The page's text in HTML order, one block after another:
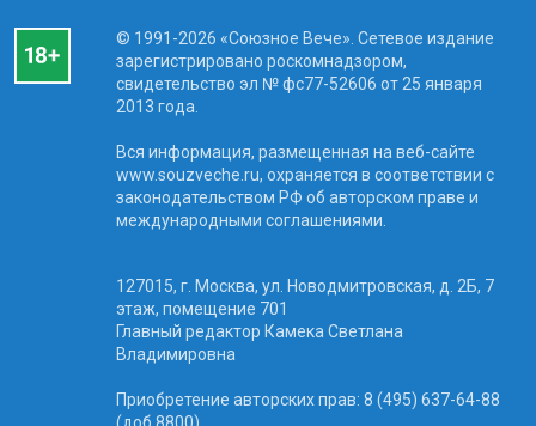
© 1991-2026 «Союзное Вече». Сетевое издание
зарегистрировано роскомнадзором,
свидетельство эл № фc77-52606 от 25 января
2013 года.
Вся информация, размещенная на веб-сайте
www.souzveche.ru, охраняется в соответствии с
законодательством РФ об авторском праве и
международными соглашениями.
127015, г. Москва, ул. Новодмитровская, д. 2Б, 7
этаж, помещение 701
Главный редактор Камека Светлана
Владимировна
Приобретение авторских прав: 8 (495) 637-64-88
(доб.8800)